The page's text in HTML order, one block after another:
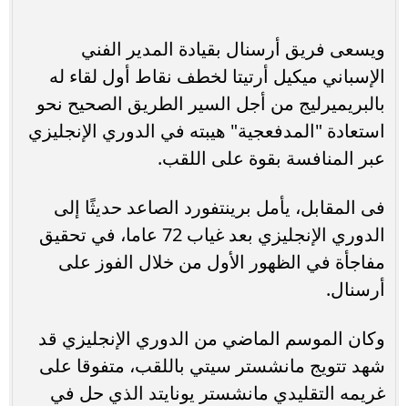
ويسعى فريق أرسنال بقيادة المدير الفني
الإسباني ميكيل أرتيتا لخطف نقاط أول لقاء له
بالبريميرليج من أجل السير الطريق الصحيح نحو
استعادة "المدفعجية" هيبته في الدوري الإنجليزي
عبر المنافسة بقوة على اللقب.
فى المقابل، يأمل برينتفورد الصاعد حديثًا إلى
الدوري الإنجليزي بعد غياب 72 عاما، في تحقيق
مفاجأة في الظهور الأول من خلال الفوز على
أرسنال.
وكان الموسم الماضي من الدوري الإنجليزي قد
شهد تتويج مانشستر سيتي باللقب، متفوقا على
غريمه التقليدي مانشستر يونايتد الذي حل في